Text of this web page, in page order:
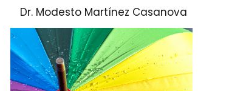
Dr. Modesto Martínez Casanova